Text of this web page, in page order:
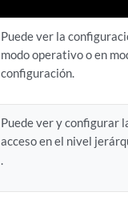
Puede ver la
modo operativo o en
configuración.
Puede ver y configurar
acceso en el nivel
.